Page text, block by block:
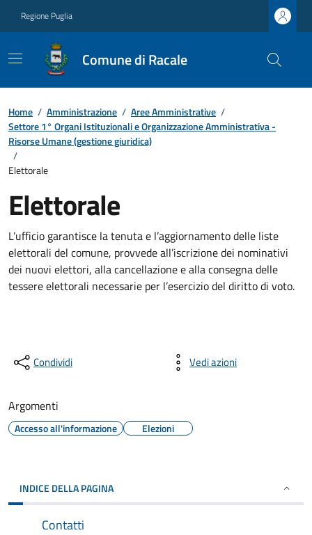
Regione Puglia
Comune di Racale
Home / Amministrazione / Aree Amministrative /
Settore 1° Organi Istituzionali e Organizzazione Amministrativa -
Risorse Umane (gestione giuridica)
/
Elettorale
Elettorale
L’ufficio garantisce la tenuta e l’aggiornamento delle liste
elettorali del comune, provvede all’iscrizione dei nominativi
dei nuovi elettori, alla cancellazione e alla consegna delle
tessere elettorali necessarie per l’esercizio del diritto di voto.
Condividi Vedi azioni
Argomenti
Accesso all'informazione Elezioni
INDICE DELLA PAGINA
Contatti